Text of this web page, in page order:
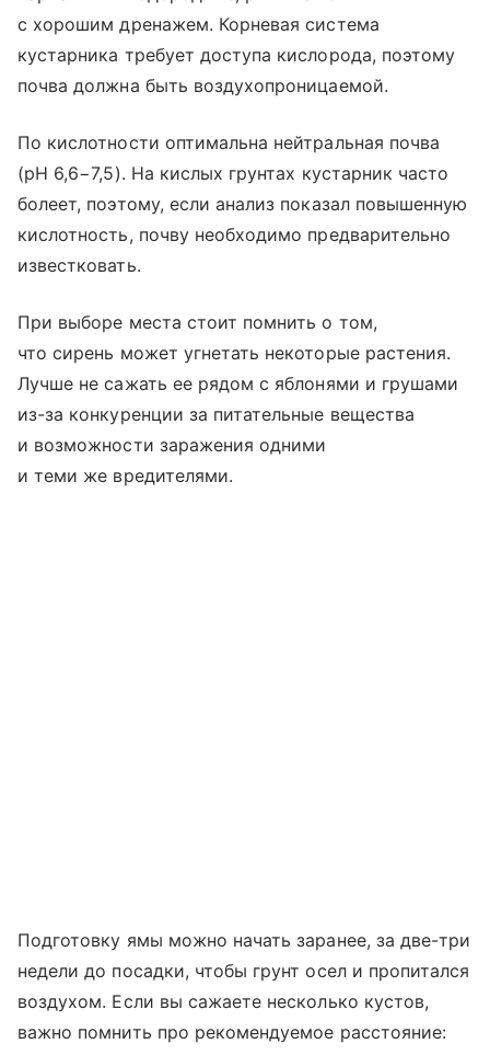
с хорошим дренажем. Корневая система
кустарника требует доступа кислорода, поэтому
почва должна быть воздухопроницаемой.
По кислотности оптимальна нейтральная почва
(pH 6,6−7,5). На кислых грунтах кустарник часто
болеет, поэтому, если анализ показал повышенную
кислотность, почву необходимо предварительно
известковать.
При выборе места стоит помнить о том,
что сирень может угнетать некоторые растения.
Лучше не сажать ее рядом с яблонями и грушами
из-за конкуренции за питательные вещества
и возможности заражения одними
и теми же вредителями.
Подготовку ямы можно начать заранее, за две-три
недели до посадки, чтобы грунт осел и пропитался
воздухом. Если вы сажаете несколько кустов,
важно помнить про рекомендуемое расстояние: